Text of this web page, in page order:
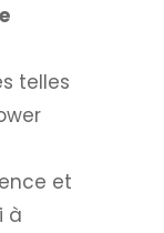
telles
et
à